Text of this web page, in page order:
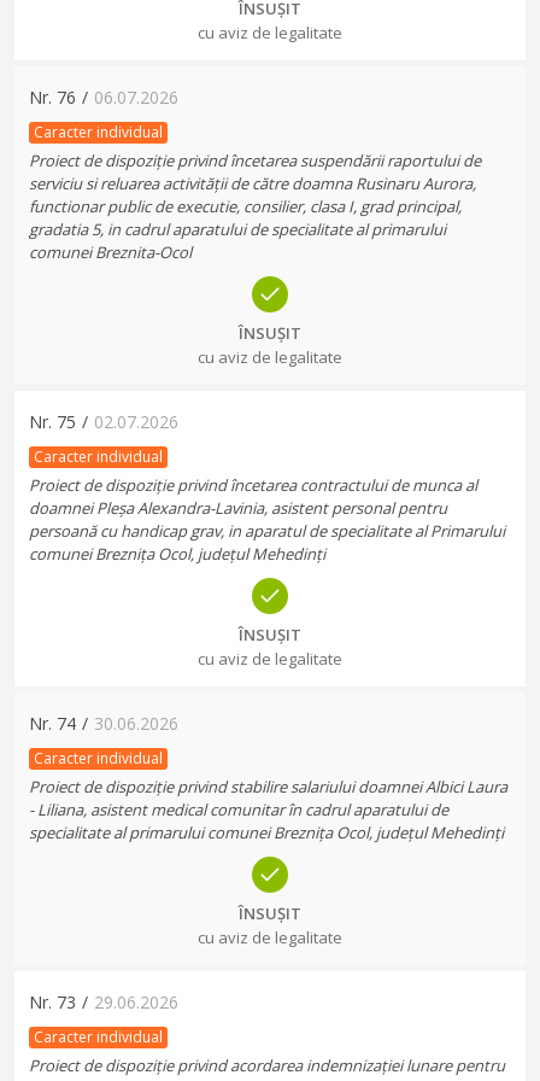
ÎNSUȘIT
cu aviz de legalitate
Nr. 76 / 06.07.2026
Caracter individual
Proiect de dispoziție privind încetarea suspendării raportului de
serviciu si reluarea activității de către doamna Rusinaru Aurora,
functionar public de executie, consilier, clasa I, grad principal,
gradatia 5, in cadrul aparatului de specialitate al primarului
comunei Breznita-Ocol
ÎNSUȘIT
cu aviz de legalitate
Nr. 75 / 02.07.2026
Caracter individual
Proiect de dispoziție privind încetarea contractului de munca al
doamnei Pleșa Alexandra-Lavinia, asistent personal pentru
persoană cu handicap grav, in aparatul de specialitate al Primarului
comunei Breznița Ocol, județul Mehedinți
ÎNSUȘIT
cu aviz de legalitate
Nr. 74 / 30.06.2026
Caracter individual
Proiect de dispoziție privind stabilire salariului doamnei Albici Laura
- Liliana, asistent medical comunitar în cadrul aparatului de
specialitate al primarului comunei Breznița Ocol, județul Mehedinți
ÎNSUȘIT
cu aviz de legalitate
Nr. 73 / 29.06.2026
Caracter individual
Proiect de dispoziție privind acordarea indemnizației lunare pentru